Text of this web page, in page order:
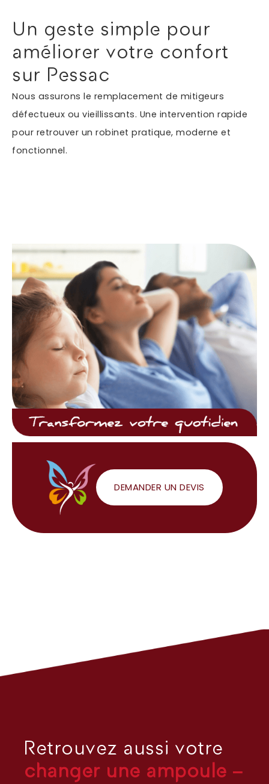
Un geste simple pour
améliorer votre confort
sur Pessac
Nous assurons le remplacement de mitigeurs
défectueux ou vieillissants. Une intervention rapide
pour retrouver un robinet pratique, moderne et
fonctionnel.
DEMANDER UN DEVIS
Retrouvez aussi votre
changer une ampoule –
En soumettant ce formulaire, j'accepte que les
informations saisies soient exploitées dans le cadre